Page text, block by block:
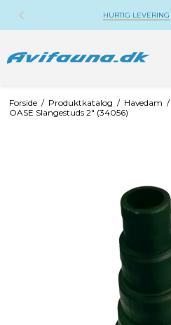
HURTIG LEVERING
Forside / Produktkatalog / Havedam /
OASE Slangestuds 2" (34056)